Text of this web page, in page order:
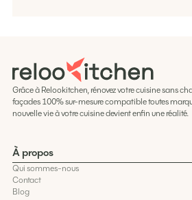
Grâce à Relookitchen, rénovez votre cuisine sans
façades 100% sur-mesure compatible toutes
nouvelle vie à votre cuisine devient enfin une réalité.
À propos
Qui sommes-nous
Contact
Blog